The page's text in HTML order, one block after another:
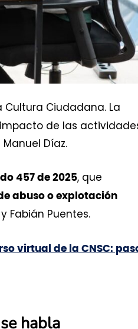
Ciudadana. La
de las
Díaz.
457 de 2025, que
abuso o explotación
Fabián Puentes.
virtual de la CNSC:
habla